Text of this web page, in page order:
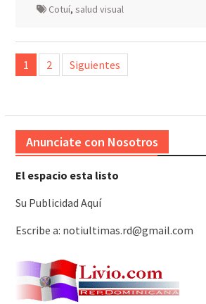
Cotuí, salud visual
Paginación
de
1 2 Siguientes
Anunciate con Nosotros
El espacio esta listo
Su Publicidad Aquí
Escribe a: notiultimas.rd@gmail.com